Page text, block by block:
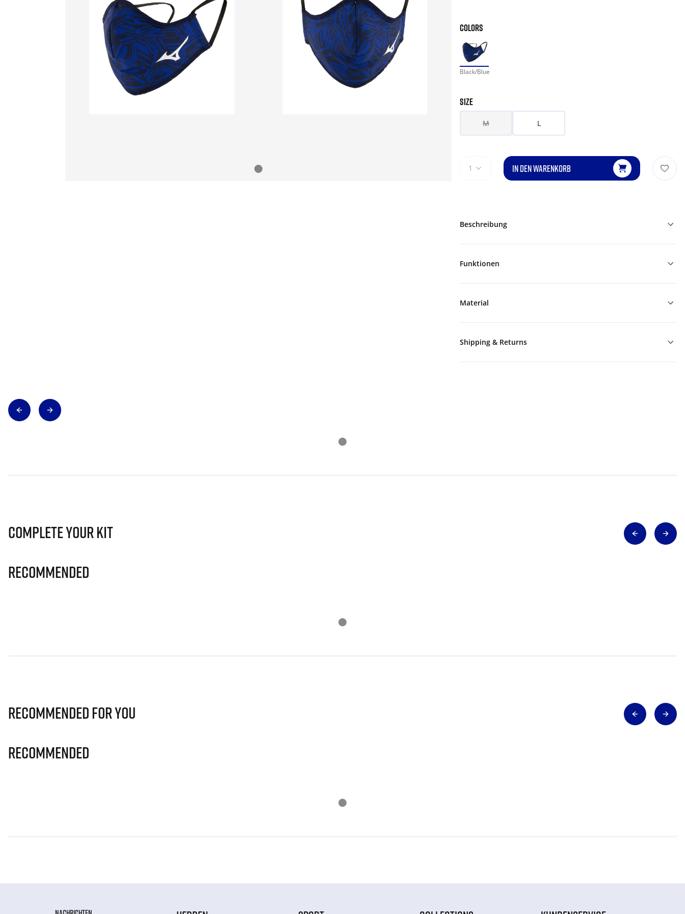
COLORS
Black/Blue
SIZE
M L
1 IN DEN WARENKORB
Beschreibung
Funktionen
Material
Shipping & Returns
Complete Your Kit
Recommended
Recommended for you
Recommended